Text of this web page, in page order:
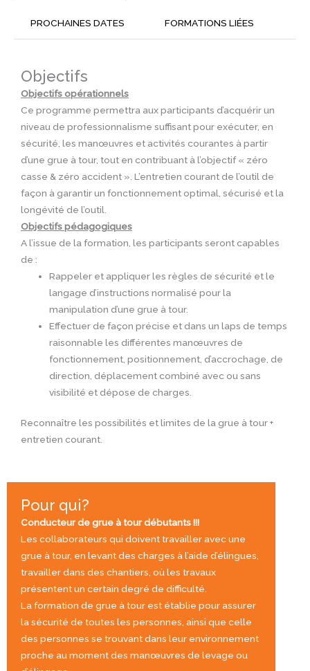
PROCHAINES DATES FORMATIONS LIÉES
Objectifs
Objectifs opérationnels
Ce programme permettra aux participants d’acquérir un
niveau de professionnalisme suffisant pour exécuter, en
sécurité, les manœuvres et activités courantes à partir
d’une grue à tour, tout en contribuant à l’objectif « zéro
casse & zéro accident ». L’entretien courant de l’outil de
façon à garantir un fonctionnement optimal, sécurisé et la
longévité de l’outil.
Objectifs pédagogiques
A l’issue de la formation, les participants seront capables
de :
Rappeler et appliquer les règles de sécurité et le
langage d’instructions normalisé pour la
manipulation d’une grue à tour.
Effectuer de façon précise et dans un laps de temps
raisonnable les différentes manœuvres de
fonctionnement, positionnement, d’accrochage, de
direction, déplacement combiné avec ou sans
visibilité et dépose de charges.
Reconnaître les possibilités et limites de la grue à tour +
entretien courant.
Pour qui?
Conducteur de grue à tour débutants !!!
Les collaborateurs qui doivent travailler avec une
grue à tour, en levant des charges à l’aide d’élingues,
travailler dans des chantiers, où les travaux
présentent un certain degré de difficulté.
La formation de grue à tour est établie pour assurer
la sécurité de toutes les personnes, ainsi que celle
des personnes se trouvant dans leur environnement
proche au moment des manœuvres de levage ou